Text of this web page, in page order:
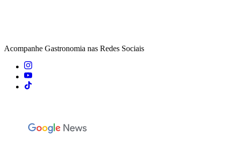
Acompanhe Gastronomia nas Redes Sociais